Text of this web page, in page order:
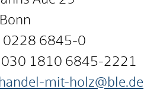
0228 6845-0
030 1810 6845-2221
handel-mit-holz@ble.de